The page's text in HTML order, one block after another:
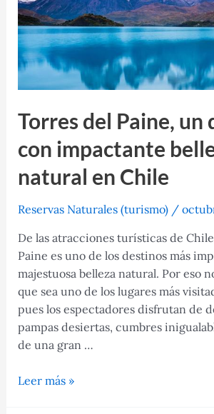
marina
para
disfrutar
Torres del Paine, un
con impactante
natural en Chile
Reservas Naturales (turismo)/
De las atracciones turísticas de
Paine es uno de los destinos más
majestuosa belleza natural. Por eso
que sea uno de los lugares más
pues los espectadores disfrutan de
pampas desiertas, cumbres
de una gran …
Torres
Leer más »